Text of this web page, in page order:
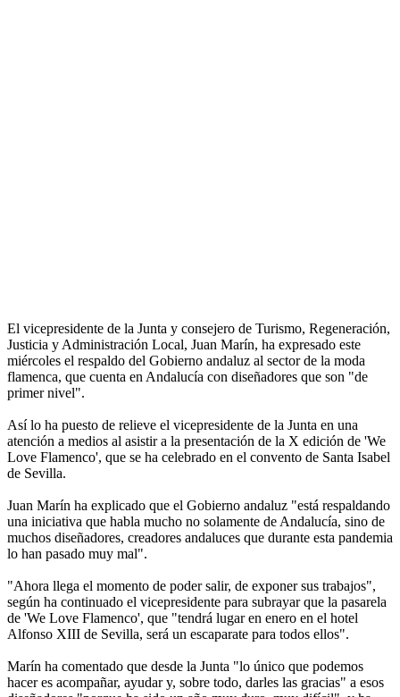
El vicepresidente de la Junta y consejero de Turismo, Regeneración,
Justicia y Administración Local, Juan Marín, ha expresado este
miércoles el respaldo del Gobierno andaluz al sector de la moda
flamenca, que cuenta en Andalucía con diseñadores que son "de
primer nivel".
Así lo ha puesto de relieve el vicepresidente de la Junta en una
atención a medios al asistir a la presentación de la X edición de 'We
Love Flamenco', que se ha celebrado en el convento de Santa Isabel
de Sevilla.
Juan Marín ha explicado que el Gobierno andaluz "está respaldando
una iniciativa que habla mucho no solamente de Andalucía, sino de
muchos diseñadores, creadores andaluces que durante esta pandemia
lo han pasado muy mal".
"Ahora llega el momento de poder salir, de exponer sus trabajos",
según ha continuado el vicepresidente para subrayar que la pasarela
de 'We Love Flamenco', que "tendrá lugar en enero en el hotel
Alfonso XIII de Sevilla, será un escaparate para todos ellos".
Marín ha comentado que desde la Junta "lo único que podemos
hacer es acompañar, ayudar y, sobre todo, darles las gracias" a esos